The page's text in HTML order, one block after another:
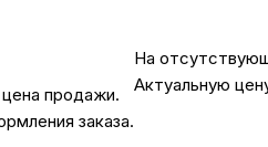
продажи.
заказа.
На
Актуальную